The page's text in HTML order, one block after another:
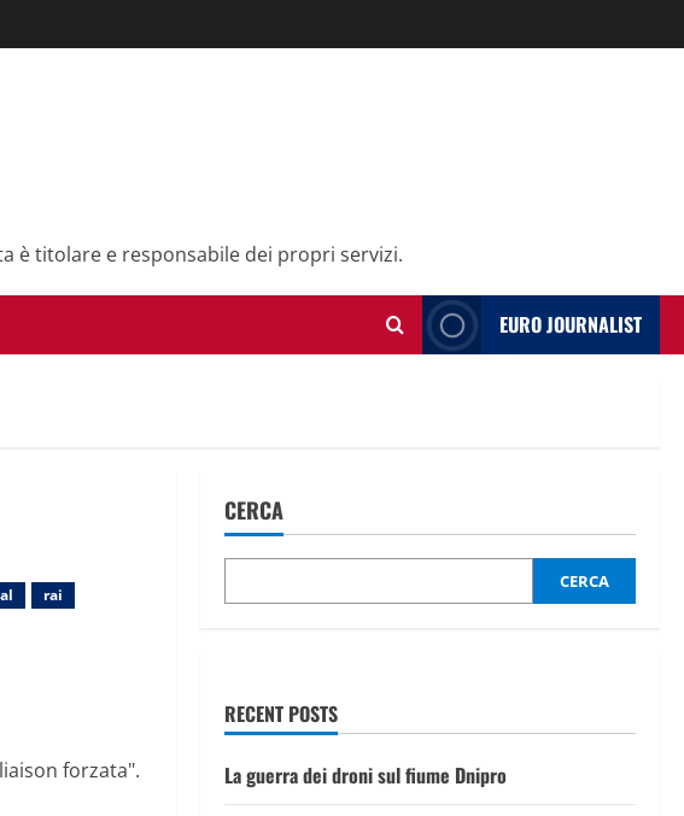
è titolare e responsabile dei propri servizi.
EURO JOURNALIST
rai
forzata".
CERCA
CERCA
RECENT POSTS
La guerra dei droni sul fiume Dnipro